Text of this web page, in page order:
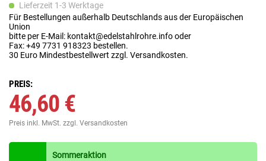
Lieferzeit 1-3 Werktage
Für Bestellungen außerhalb Deutschlands aus der Europäischen
Union
bitte per E-Mail: kontakt@edelstahlrohre.info oder
Fax: +49 7731 918323 bestellen.
30 Euro Mindestbestellwert zzgl. Versandkosten.
PREIS:
46,60 €
Preis inkl. MwSt. zzgl. Versandkosten
Sommeraktion